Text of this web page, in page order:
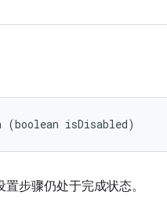
(boolean isDisabled)
步骤仍处于完成状态。